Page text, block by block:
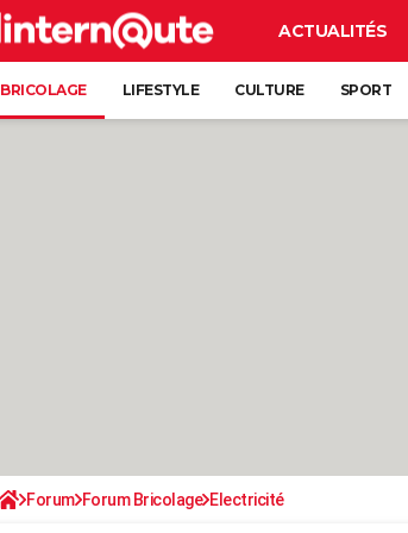
ACTUALITÉS
BRICOLAGE LIFESTYLE CULTURE SPORT
Forum Forum Bricolage Electricité